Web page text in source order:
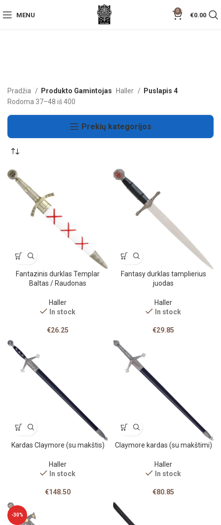
MENU
0
€0.00
Pradžia Produkto Gamintojas Haller
Puslapis 4
Rodoma 37–48 iš 400
Prekių kategorijos
Fantazinis durklas Templar
Baltas / Raudonas
Haller
In stock
€26.25
Fantasy durklas tamplierius
juodas
Haller
In stock
€29.85
Kardas Claymore (su makštis)
Haller
In stock
€148.50
Claymore kardas (su makštimi)
Haller
In stock
€80.85
-30%